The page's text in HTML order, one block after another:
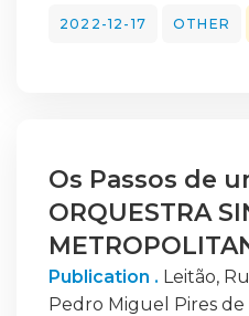
programa do
obras de Beethoven e
orquestra sinfónica,
ANSO beneficiarem
regular de trabalho,
profissionais que
aluno, sob a direção
2022-12-17 OTHER
Os Passos de
ORQUESTRA
Publication . Leitão,
Pedro Miguel Pires de